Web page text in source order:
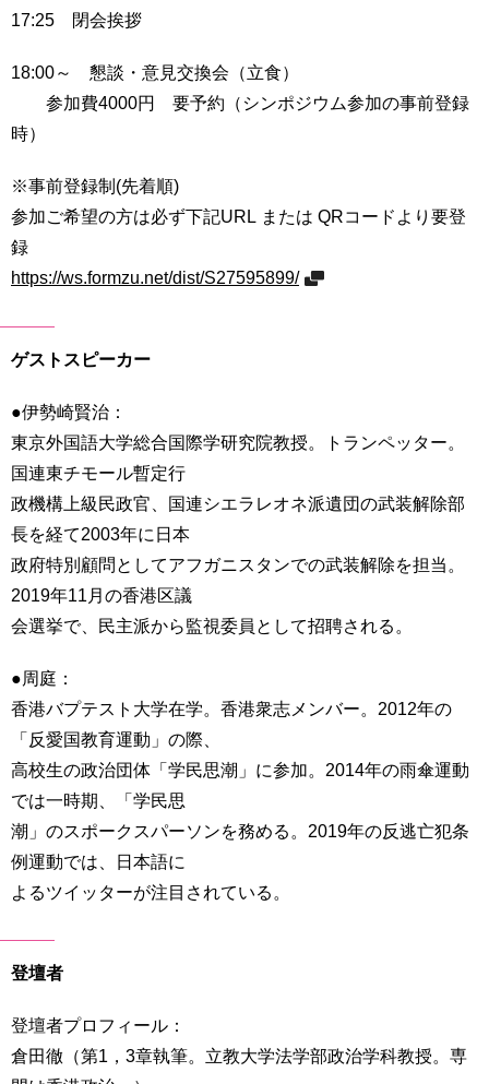
17:25 閉会挨拶
18:00～ 懇談・意見交換会（立食）
参加費4000円 要予約（シンポジウム参加の事前登録
時）
※事前登録制(先着順)
参加ご希望の方は必ず下記URL または QRコードより要登
録
https://ws.formzu.net/dist/S27595899/
ゲストスピーカー
●伊勢崎賢治：
東京外国語大学総合国際学研究院教授。トランペッター。
国連東チモール暫定行
政機構上級民政官、国連シエラレオネ派遺団の武装解除部
長を経て2003年に日本
政府特別顧問としてアフガニスタンでの武装解除を担当。
2019年11月の香港区議
会選挙で、民主派から監視委員として招聘される。
●周庭：
香港バプテスト大学在学。香港衆志メンバー。2012年の
「反愛国教育運動」の際、
高校生の政治団体「学民思潮」に参加。2014年の雨傘運動
では一時期、「学民思
潮」のスポークスパーソンを務める。2019年の反逃亡犯条
例運動では、日本語に
よるツイッターが注目されている。
登壇者
登壇者プロフィール：
倉田徹（第1，3章執筆。立教大学法学部政治学科教授。専